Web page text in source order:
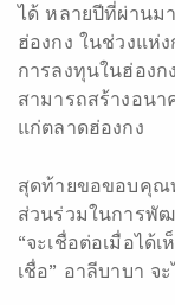
ได้ หลายปีที่ผ่านม
ฮ่องกง ในช่วงแห่ง
การลงทุนในฮ่องก
สามารถสร้างอน
แก่ตลาดฮ่องกง
สุดท้ายขอขอบคุณ
ส่วนร่วมในการพั
“จะเชื่อต่อเมื่อได้
เชื่อ” อาลีบาบา จ